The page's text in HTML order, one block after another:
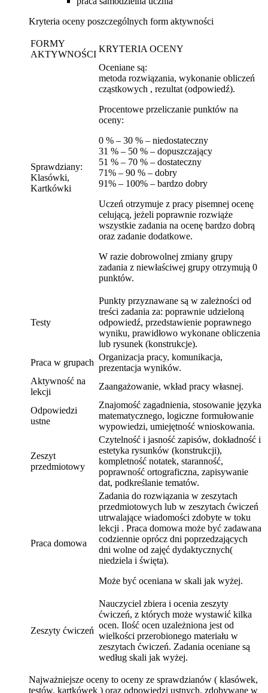
Kryteria oceny poszczególnych form aktywności
FORMY
AKTYWNOŚCI
KRYTERIA OCENY
Sprawdziany:
Klasówki,
Kartkówki
Oceniane są:
metoda rozwiązania, wykonanie obliczeń
cząstkowych , rezultat (odpowiedź).
Procentowe przeliczanie punktów na
oceny:
0 % – 30 % – niedostateczny
31 % – 50 % – dopuszczający
51 % – 70 % – dostateczny
71% – 90 % – dobry
91% – 100% – bardzo dobry
Uczeń otrzymuje z pracy pisemnej ocenę
celującą, jeżeli poprawnie rozwiąże
wszystkie zadania na ocenę bardzo dobrą
oraz zadanie dodatkowe.
W razie dobrowolnej zmiany grupy
zadania z niewłaściwej grupy otrzymują 0
punktów.
Testy
Punkty przyznawane są w zależności od
treści zadania za: poprawnie udzieloną
odpowiedź, przedstawienie poprawnego
wyniku, prawidłowo wykonane obliczenia
lub rysunek (konstrukcje).
Praca w grupach
Organizacja pracy, komunikacja,
prezentacja wyników.
Aktywność na
lekcji
Zaangażowanie, wkład pracy własnej.
Odpowiedzi
ustne
Znajomość zagadnienia, stosowanie języka
matematycznego, logiczne formułowanie
wypowiedzi, umiejętność wnioskowania.
Zeszyt
przedmiotowy
Czytelność i jasność zapisów, dokładność i
estetyka rysunków (konstrukcji),
kompletność notatek, staranność,
poprawność ortograficzna, zapisywanie
dat, podkreślanie tematów.
Praca domowa
Zadania do rozwiązania w zeszytach
przedmiotowych lub w zeszytach ćwiczeń
utrwalające wiadomości zdobyte w toku
lekcji . Praca domowa może być zadawana
codziennie oprócz dni poprzedzających
dni wolne od zajęć dydaktycznych(
niedziela i święta).
Może być oceniana w skali jak wyżej.
Zeszyty ćwiczeń
Nauczyciel zbiera i ocenia zeszyty
ćwiczeń, z których może wystawić kilka
ocen. Ilość ocen uzależniona jest od
wielkości przerobionego materiału w
zeszytach ćwiczeń. Zadania oceniane są
według skali jak wyżej.
Najważniejsze oceny to oceny ze sprawdzianów ( klasówek,
testów, kartkówek ) oraz odpowiedzi ustnych, zdobywane w